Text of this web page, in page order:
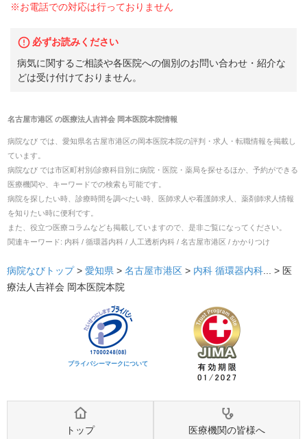
※お電話での対応は行っておりません
必ずお読みください
病気に関するご相談や各医院への個別のお問い合わせ・紹介な
どは受け付けておりません。
名古屋市港区の医療法人吉祥会 岡本医院本院情報
病院なび では、 愛知県名古屋市港区の岡本医院本院の評判・求人・転職情報を掲載し
ています。
病院なび では市区町村別/診療科目別に病院・医院・薬局を探せるほか、予約ができる
医療機関や、キーワードでの検索も可能です。
病院を探したい時、診療時間を調べたい時、医師求人や看護師求人、薬剤師求人情報
を知りたい時に便利です。
また、役立つ医療コラムなども掲載していますので、是非ご覧になってください。
関連キーワード: 内科 / 循環器内科 / 人工透析内科 / 名古屋市港区 / かかりつけ
病院なびトップ > 愛知県 > 名古屋市港区 > 内科 循環器内科... > 医
療法人吉祥会 岡本医院本院
プライバシーマークについて
トップ 医療機関の皆様へ